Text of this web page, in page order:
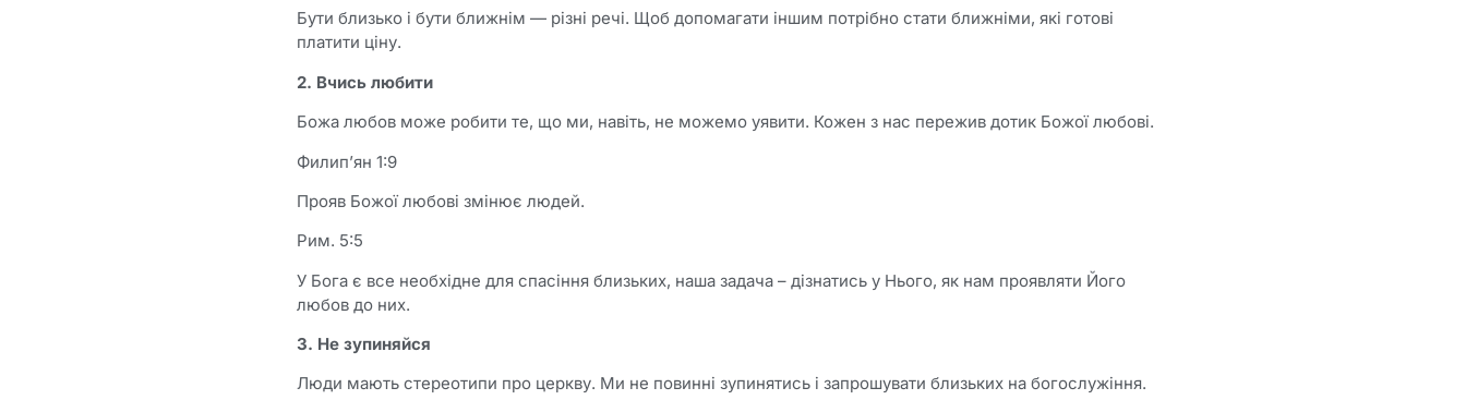
Бути близько і бути ближнім — різні речі. Щоб допомагати іншим потрібно стати ближніми, які готові
платити ціну.
2. Вчись любити
Божа любов може робити те, що ми, навіть, не можемо уявити. Кожен з нас пережив дотик Божої любові.
Филипʼян 1:9
Прояв Божої любові змінює людей.
Рим. 5:5
У Бога є все необхідне для спасіння близьких, наша задача – дізнатись у Нього, як нам проявляти Його
любов до них.
3. Не зупиняйся
Люди мають стереотипи про церкву. Ми не повинні зупинятись і запрошувати близьких на богослужіння.